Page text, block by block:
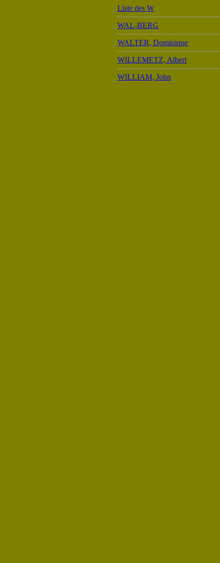
Liste des W
WAL-BERG
WALTER, Dominique
WILLEMETZ, Albert
WILLIAM, John